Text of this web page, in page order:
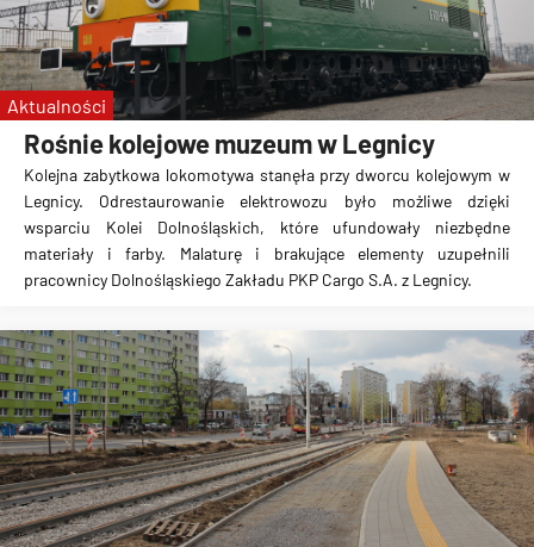
tramwaje
Śląsk Wrocław
WKS
Rośnie kolejowe muzeum w Legnicy
Kolejna zabytkowa lokomotywa stanęła przy dworcu kolejowym w
Legnicy. Odrestaurowanie elektrowozu było możliwe dzięki
wsparciu Kolei Dolnośląskich, które ufundowały niezbędne
materiały i farby. Malaturę i brakujące elementy uzupełnili
pracownicy Dolnośląskiego Zakładu PKP Cargo S.A. z Legnicy.
Aktualności